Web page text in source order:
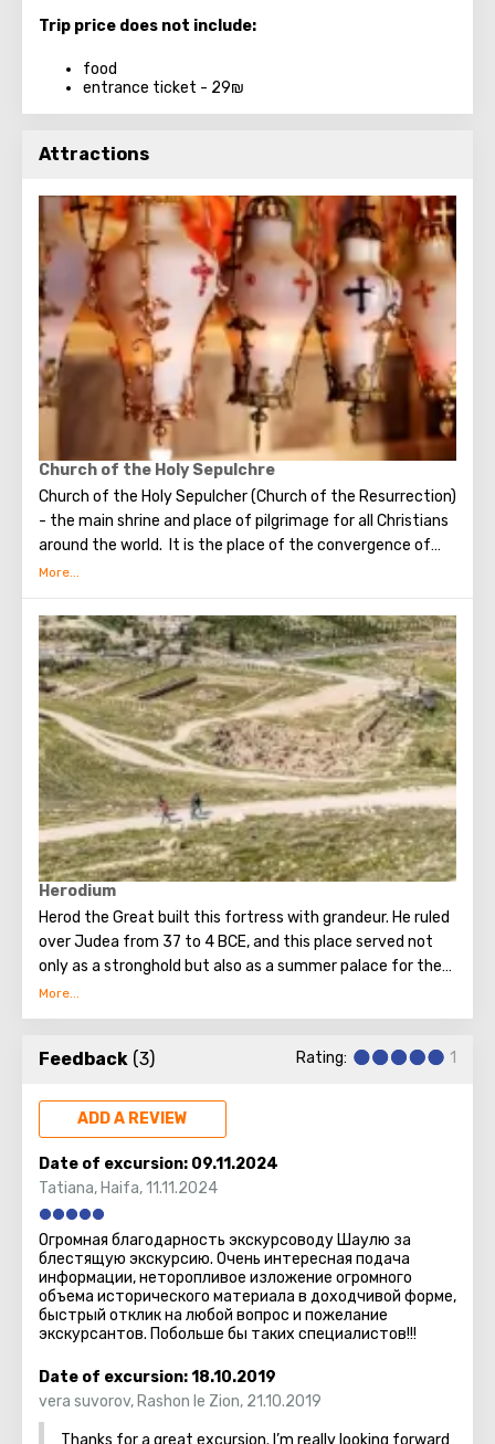
Trip price does not include:
food
entrance ticket - 29₪
Attractions
Church of the Holy Sepulchre
Church of the Holy Sepulcher (Church of the Resurrection)
- the main shrine and place of pilgrimage for all Christians
around the world. It is the place of the convergence of
the Holy Fire, were Jesus Christ was crucified, buried and
Herodium
Herod the Great built this fortress with grandeur. He ruled
over Judea from 37 to 4 BCE, and this place served not
only as a stronghold but also as a summer palace for the
monarch and a "capital" of the district. Later, it became
the final resting place of the king and his monument.
bears his name in its title.
Feedback (3) Rating: 1
ADD A REVIEW
Date of excursion: 09.11.2024
Tatiana, Haifa,11.11.2024
Огромная благодарность экскурсоводу Шаулю за
блестящую экскурсию. Очень интересная подача
информации, неторопливое изложение огромного
объема исторического материала в доходчивой форме,
быстрый отклик на любой вопрос и пожелание
экскурсантов. Побольше бы таких специалистов!!!
Date of excursion:18.10.2019
vera suvorov, Rashon le Zion, 21.10.2019
Thanks for a great excursion. I’m really looking forward